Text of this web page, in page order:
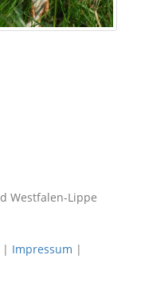
Westfalen-Lippe
| Impressum |